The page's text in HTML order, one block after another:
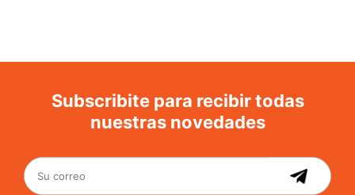
Subscribite para recibir todas
nuestras novedades